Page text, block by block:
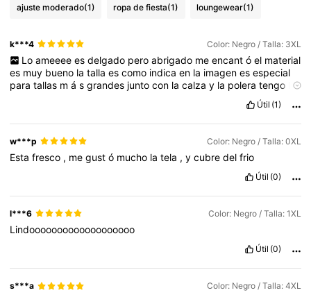
ajuste moderado(1) ropa de fiesta(1) loungewear(1)
k***4 Color: Negro / Talla: 3XL
Lo ameeee es delgado pero abrigado me encant ó el material
es muy bueno latallaescomo indicaen la imagenesespecial
paratallas másgrandes juntocon lacalzay la poleratengo
la
😊💕💕💕💕💕💕💕💕💕💕💕
💕💕💕💕💕💕💕💕💕💕💕💕💕💕💕💕💕💕💕💕💕💕💕💕💕💕💕💕💕
💕💕💕💕💕💕💕💕💕💕💕
Útil (1)
w***p Color: Negro / Talla: 0XL
Estafresco , megustó mucho latela ,ycubredelfrio
Útil (0)
l***6 Color: Negro / Talla: 1XL
Lindooooooooooooooooooo
Útil (0)
s***a Color: Negro / Talla: 4XL